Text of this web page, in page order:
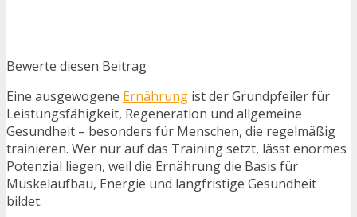
Bewerte diesen Beitrag
Eine ausgewogene Ernährung ist der Grundpfeiler für
Leistungsfähigkeit, Regeneration und allgemeine
Gesundheit – besonders für Menschen, die regelmäßig
trainieren. Wer nur auf das Training setzt, lässt enormes
Potenzial liegen, weil die Ernährung die Basis für
Muskelaufbau, Energie und langfristige Gesundheit
bildet.